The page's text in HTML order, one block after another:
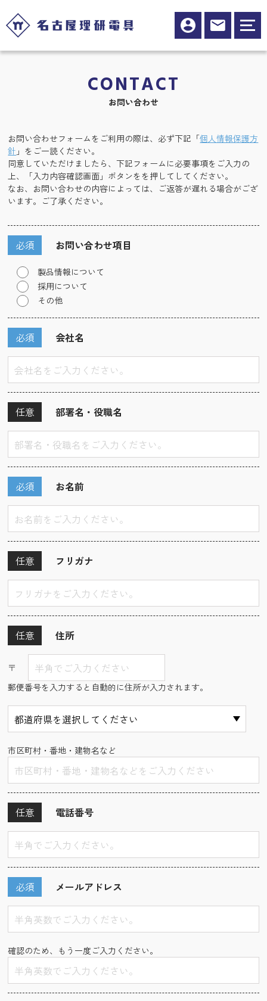
CONTACT
お問い合わせ
お問い合わせフォームをご利用の際は、必ず下記「個人情報保護方
針 」をご一読ください。
同意していただけましたら、下記フォームに必要事項をご入力の
上、「入力内容確認画面」ボタンをを押してしてください。
なお、お問い合わせの内容によっては、ご返答が遅れる場合がござ
います。ご了承ください。
お問い合わせ項目
必須
製品情報について
採用について
その他
会社名
必須
部署名・役職名
任意
お名前
必須
フリガナ
任意
住所
任意
〒
郵便番号を入力すると自動的に住所が入力されます。
市区町村・番地・建物名など
電話番号
任意
メールアドレス
必須
確認のため、もう一度ご入力ください。